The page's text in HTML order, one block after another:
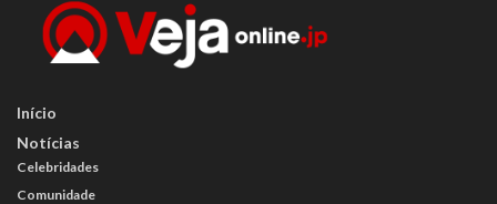
Início
Notícias
Celebridades
Comunidade